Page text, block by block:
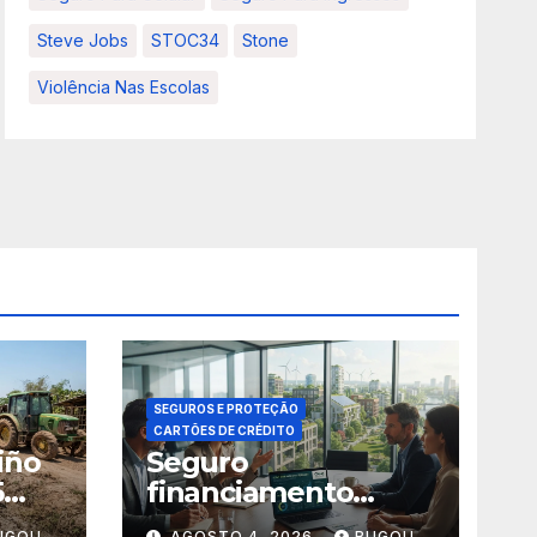
Steve Jobs STOC34 Stone
Violência Nas Escolas
SEGUROS E PROTEÇÃO
CARTÕES DE CRÉDITO
Seguro
financiamento
climático: 5